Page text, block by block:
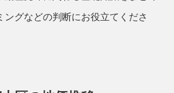
ングなどの判断にお役立てくださ